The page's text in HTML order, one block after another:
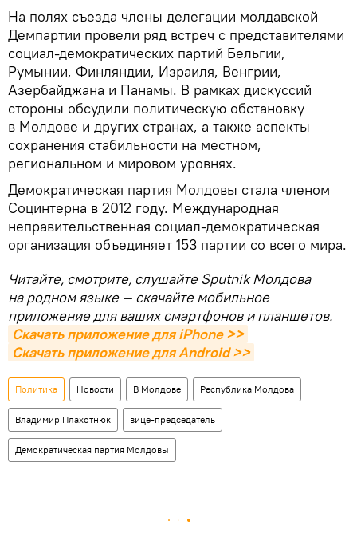
На полях съезда члены делегации молдавской
Демпартии провели ряд встреч с представителями
социал-демократических партий Бельгии,
Румынии, Финляндии, Израиля, Венгрии,
Азербайджана и Панамы. В рамках дискуссий
стороны обсудили политическую обстановку
в Молдове и других странах, а также аспекты
сохранения стабильности на местном,
региональном и мировом уровнях.
Демократическая партия Молдовы стала членом
Социнтерна в 2012 году. Международная
неправительственная социал-демократическая
организация объединяет 153 партии со всего мира.
Читайте, смотрите, слушайте Sputnik Молдова
на родном языке — скачайте мобильное
приложение для ваших смартфонов и планшетов.
Скачать приложение для iPhone >>
Скачать приложение для Android >>
Политика Новости В Молдове Республика Молдова
Владимир Плахотнюк вице-председатель
Демократическая партия Молдовы